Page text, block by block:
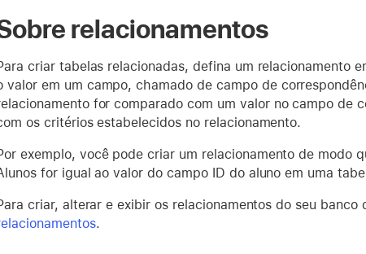
relacionamentos
criar tabelas relacionadas, defina um relacionamento
valor em um campo, chamado de campo de
for comparado com um valor no campo de
os critérios estabelecidos no relacionamento.
exemplo, você pode criar um relacionamento de modo
for igual ao valor do campo ID do aluno em uma
criar, alterar e exibir os relacionamentos do seu
.